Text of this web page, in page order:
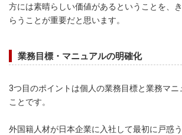
方には素晴らしい価値があるということを、
らうことが重要だと思います。
業務目標・マニュアルの明確化
3つ目のポイントは個人の業務目標と業務マニ
ことです。
外国籍人材が日本企業に入社して最初に戸惑